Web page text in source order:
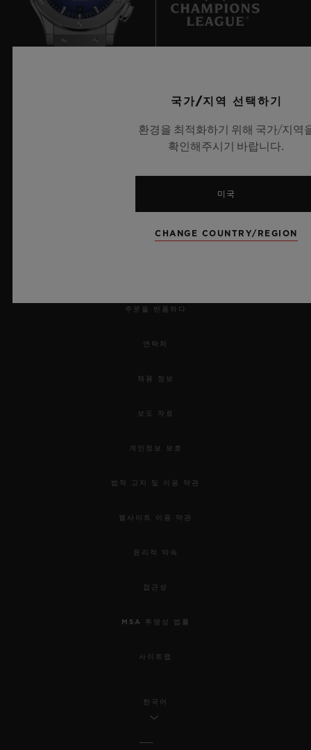
예약하기
주문을 반품하다
연락처
채용 정보
보도 자료
개인정보 보호
법적 고지 및 이용 약관
웹사이트 이용 약관
윤리적 약속
접근성
MSA 투명성 법률
사이트맵
한국어
국가/지역 선택하기
환경을 최적화하기 위해 국가/지역
확인해주시기 바랍니다.
미국
CHANGE COUNTRY/REGION